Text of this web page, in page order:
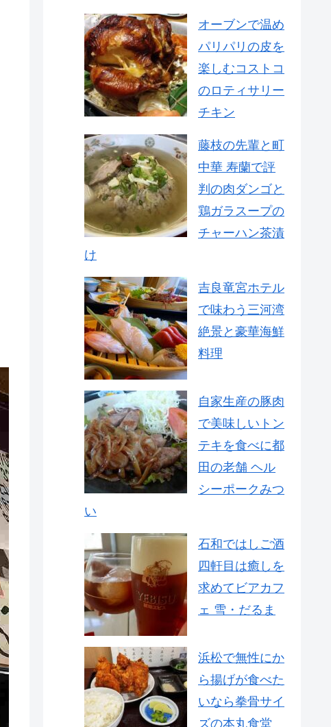
オーブンで温め
パリパリの皮を
楽しむコストコ
のロティサリー
チキン
藤枝の先輩と町
中華 寿蘭で評
判の肉ダンゴと
鶏ガラスープの
チャーハン茶漬
け
吉良竜宮ホテル
で味わう三河湾
絶景と豪華海鮮
料理
自家生産の豚肉
で美味しいトン
テキを食べに都
田の老舗 ヘル
シーポークみつ
い
石和ではしご酒
四軒目は癒しを
求めてビアカフ
ェ 雪・だるま
浜松で無性にか
ら揚げが食べた
いなら拳骨サイ
ズの本丸食堂